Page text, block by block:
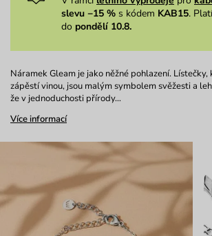
slevu −15 % s kódem KAB15.
do pondělí 10.8.
Náramek Gleam je jako něžné pohlazení.
zápěstí vinou, jsou malým symbolem svěžesti a
že v jednoduchosti přírody…
Více informací